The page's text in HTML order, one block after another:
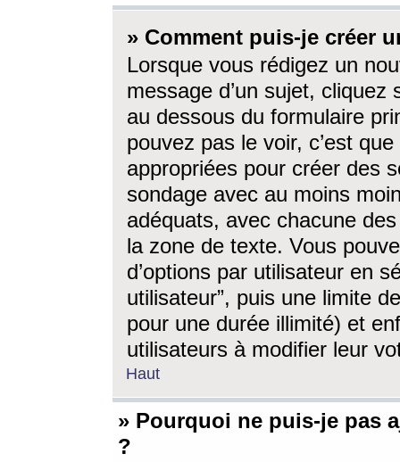
» Comment puis-je créer
Lorsque vous rédigez un
message d’un sujet, cliquez
au dessous du formulaire
pouvez pas le voir, c’est
appropriées pour créer des
sondage avec au moins
adéquats, avec chacune
la zone de texte. Vous
d’options par utilisateur en
utilisateur”, puis une limite
pour une durée illimité) et
utilisateurs à modifier leur
Haut
» Pourquoi ne puis-je pas
?